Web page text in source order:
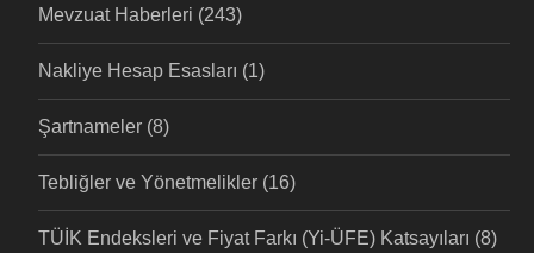
Mevzuat Haberleri (243)
Nakliye Hesap Esasları (1)
Şartnameler (8)
Tebliğler ve Yönetmelikler (16)
TÜİK Endeksleri ve Fiyat Farkı (Yi-ÜFE) Katsayıları (8)